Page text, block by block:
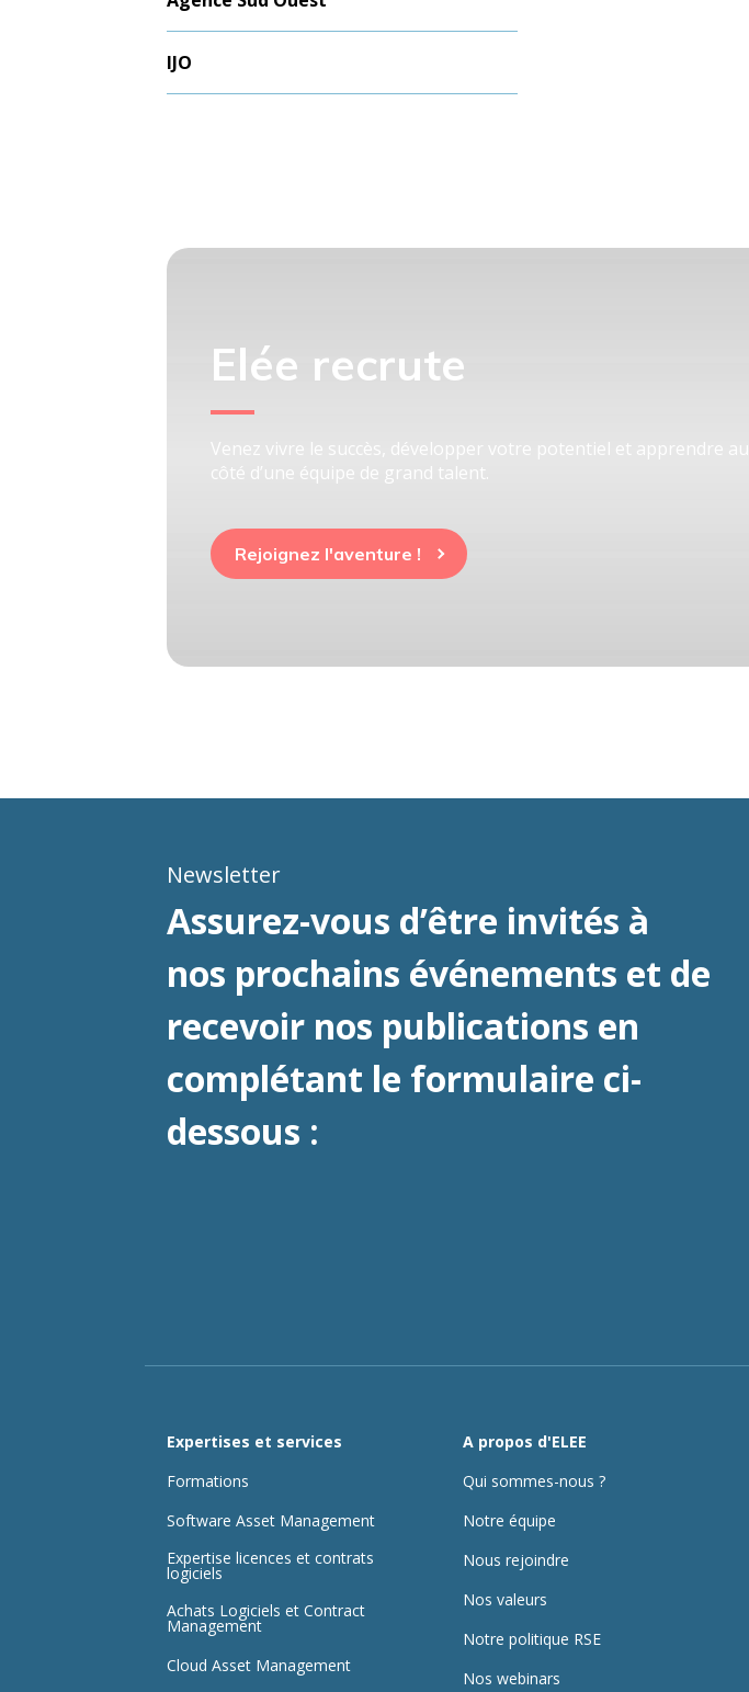
IJO
Elée recrute
Venez vivre le succès, développer votre potentiel et apprendre au
côté d’une équipe de grand talent.
Rejoignez l'aventure !
Newsletter
Assurez-vous d’être invités à
nos prochains événements et de
recevoir nos publications en
complétant le formulaire ci-
dessous :
Expertises et services
Formations
Software Asset Management
Expertise licences et contrats
logiciels
Achats Logiciels et Contract
Management
Cloud Asset Management
A propos d'ELEE
Qui sommes-nous ?
Notre équipe
Nous rejoindre
Nos valeurs
Notre politique RSE
Nos webinars